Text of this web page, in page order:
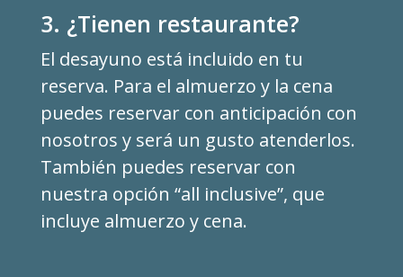
3. ¿Tienen restaurante?
El desayuno está incluido en tu
reserva. Para el almuerzo y la cena
puedes reservar con anticipación con
nosotros y será un gusto atenderlos.
También puedes reservar con
nuestra opción “all inclusive”, que
incluye almuerzo y cena.